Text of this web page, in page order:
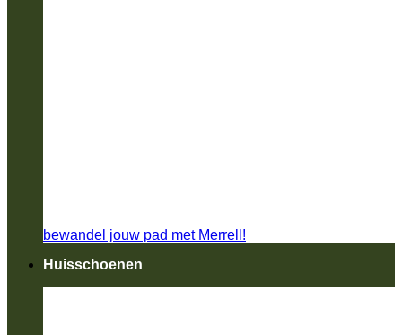
bewandel jouw pad met Merrell!
Huisschoenen